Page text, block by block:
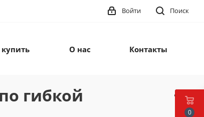
Поиск
Войти
купить О нас Контакты
гибкой
0